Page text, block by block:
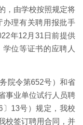
，由学校按照规定将
办理有关聘用报批手
年12月31日前提供
位等证书的应聘人
院令第652号）和省
事业单位试行人员聘
〕13号）规定，我校
校签订聘用合同，并